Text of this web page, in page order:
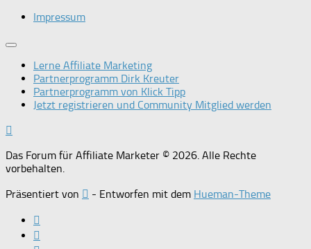
Impressum
Lerne Affiliate Marketing
Partnerprogramm Dirk Kreuter
Partnerprogramm von Klick Tipp
Jetzt registrieren und Community Mitglied werden
Das Forum für Affiliate Marketer © 2026. Alle Rechte
vorbehalten.
Präsentiert von
- Entworfen mit dem Hueman-Theme